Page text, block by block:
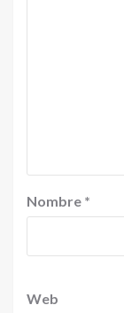
Nombre *
Web